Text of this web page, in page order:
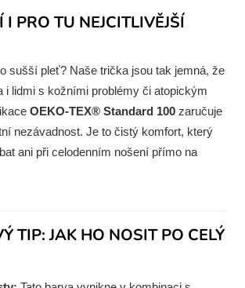
PRO TU NEJCITLIVĚJŠÍ
sušší pleť? Naše trička jsou tak jemná, že
i lidmi s kožními problémy či atopickým
OEKO-TEX® Standard 100 zaručuje
nezávadnost. Je to čistý komfort, který
ani při celodenním nošení přímo na
TIP: JAK HO NOSIT PO CELÝ